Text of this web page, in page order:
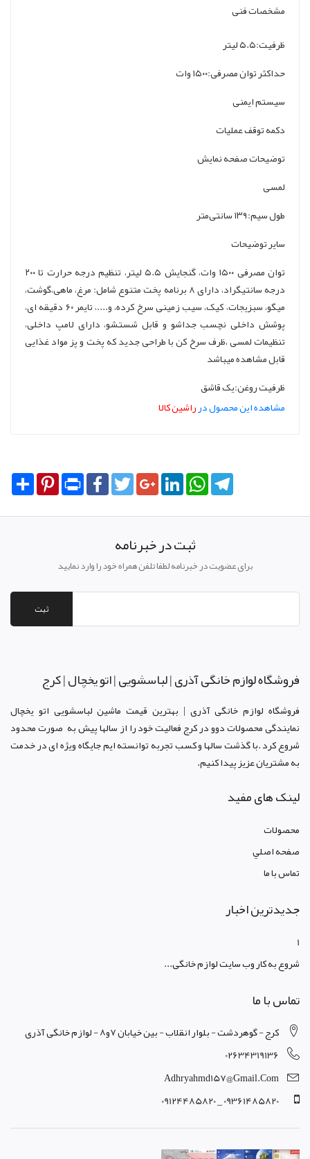
مشخصات فنی
ظرفیت:۵.۵ لیتر
حداکثر توان مصرفی:۱۵۰۰ وات
سیستم ایمنی
دکمه توقف عملیات
توضیحات صفحه نمایش
لمسی
طول سیم:۱۳۹ سانتی‌متر
سایر توضیحات
توان مصرفی ۱۵۰۰ وات، گنجایش ۵.۵ لیتر، تنظیم درجه حرارت تا ۲۰۰
درجه سانتیگراد، دارای ۸ برنامه پخت متنوع شامل: مرغ، ماهی،گوشت،
میگو، سبزیجات، کیک، سیب زمینی سرخ کرده، و....، تایمر ۶۰ دقیقه ای،
پوشش داخلی نچسب جداشو و قابل شستشو، دارای لامپ داخلی،
تنظیمات لمسی ،ظرف سرخ کن با طراحی جدید که پخت و پز مواد غذایی
قابل مشاهده میباشد
ظرفیت روغن:یک قاشق
مشاهده این محصول درراشین کالا
Share PinterestPrint FacebookTwitterGoogle+LinkedInWhatsApp
ثبت در خبرنامه
برای عضویت در خبرنامه لطفا تلفن همراه خود را وارد نمایید
ثبت
فروشگاه لوازم خانگی آذری | لباسشویی | اتو یخچال | کرج
فروشگاه لوازم خانگی آذری | بهترین قیمت ماشین لباسشویی اتو یخچال
نمایندگی محصولات دوو در کرجفعالیت خود را از سالها پیش به صورت محدود
شروع کرد .با گذشت سالها و کسب تجربه توانسته ایم جایگاه ویژه ای در خدمت
به مشتریان عزیز پیدا کنیم.
لینک های مفید
محصولات
صفحه اصلي
تماس با ما
جدیدترین اخبار
1
شروع به کار وب سایت لوازم خانگی...
تماس با ما
کرج - گوهردشت - بلوار انقلاب - بین خیابان 7و8 - لوازم خانگی آذری
02634319136
Adhryahmd157@gmail.com
09361485820 _ 09124485820